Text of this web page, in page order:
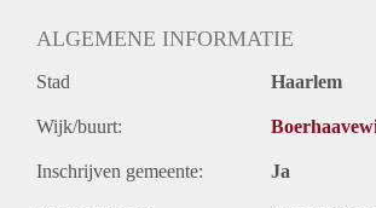
ALGEMENE INFORMATIE
Stad Haarlem
Wijk/buurt:
Inschrijven gemeente: Ja